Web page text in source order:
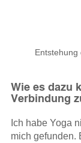
Entstehung
Wie es dazu
Verbindung
Ich habe Yoga
mich gefunden.